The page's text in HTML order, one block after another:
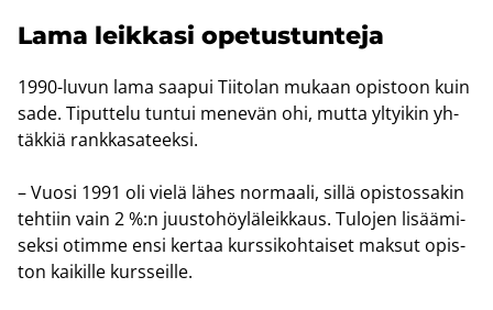
Lama leik­ka­si ope­tus­tun­te­ja
1990-​luvun lama saa­pui Tii­to­lan mu­kaan opis­toon kuin
sade. Ti­put­te­lu tun­tui me­ne­vän ohi, mutta yl­tyi­kin yh­
täk­kiä rank­ka­sa­teek­si.
– Vuosi 1991 oli vielä lähes nor­maa­li, sillä opis­tos­sa­kin
teh­tiin vain 2 %:n juus­to­höy­lä­leik­kaus. Tu­lo­jen li­sää­mi­
sek­si otim­me ensi ker­taa kurs­si­koh­tai­set mak­sut opis­
ton kai­kil­le kurs­seil­le.